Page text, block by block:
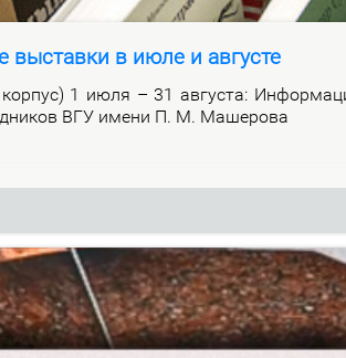
выставки в июле и августе
1 июля – 31 ав­гу­ста:
ВГУ име­ни П. М. Ма­ше­ро­ва